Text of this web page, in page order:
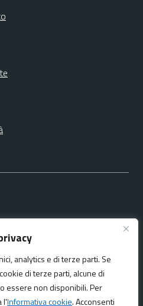
analytics e di terze parti. Se
di terze parti, alcune di
essere non disponibili. Per
l'Informativa cookie. Acconsenti
del sito